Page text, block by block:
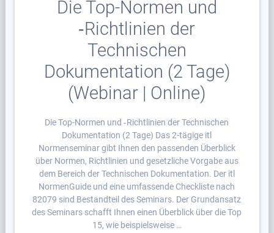
Die Top-Normen und
‑Richtlinien der
Technischen
Dokumentation (2 Tage)
(Webinar | Online)
Die Top-Normen und ‑Richtlinien der Technischen
Dokumentation (2 Tage) Das 2-tägige itl
Normenseminar gibt Ihnen den passenden Überblick
über Normen, Richtlinien und gesetzliche Vorgabe aus
dem Bereich der Technischen Dokumentation. Der itl
NormenGuide und eine umfassende Checkliste nach
82079 sind Bestandteil des Seminars. Der Grundansatz
des Seminars schafft Ihnen einen Überblick über die Top
15, wie beispielsweise …